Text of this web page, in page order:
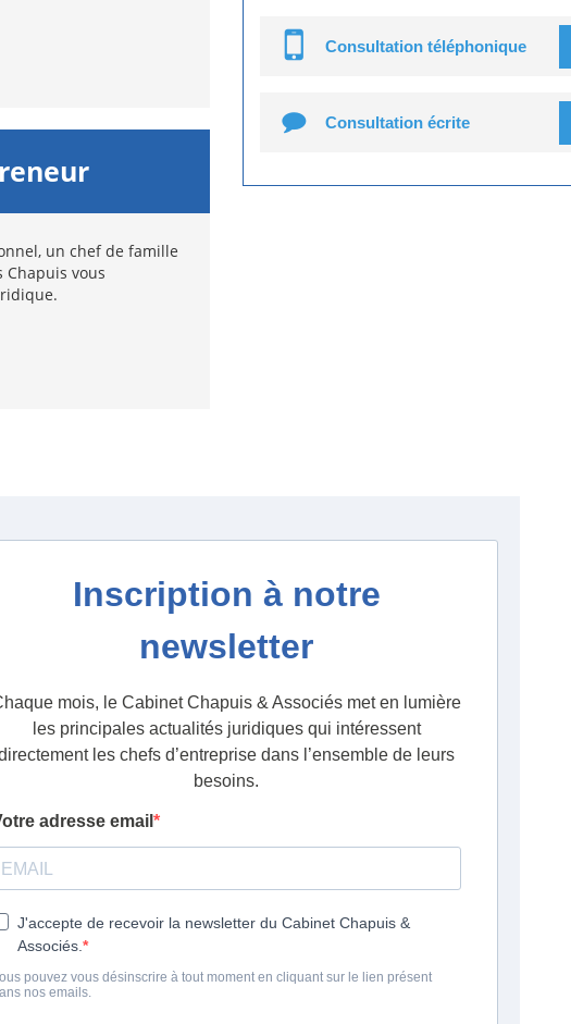
un chef de famille
vous
Consultation téléphonique
Consultation écrite